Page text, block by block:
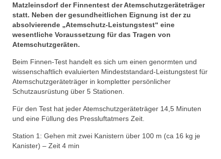
Matzleinsdorf der Finnentest der Atemschutzgeräteträger
statt. Neben der gesundheitlichen Eignung ist der zu
absolvierende „Atemschutz-Leistungstest“ eine
wesentliche Voraussetzung für das Tragen von
Atemschutzgeräten.
Beim Finnen-Test handelt es sich um einen genormten und
wissenschaftlich evaluierten Mindeststandard-Leistungstest für
Atemschutzgeräteträger in kompletter persönlicher
Schutzausrüstung über 5 Stationen.
Für den Test hat jeder Atemschutzgeräteträger 14,5 Minuten
und eine Füllung des Pressluftatmers Zeit.
Station 1: Gehen mit zwei Kanistern über 100 m (ca 16 kg je
Kanister) – Zeit 4 min